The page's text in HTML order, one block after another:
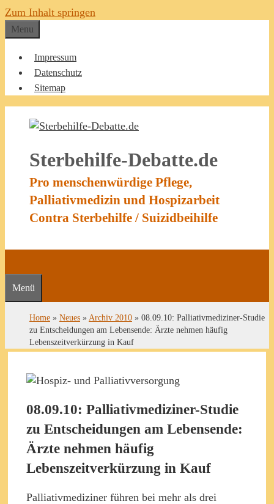
Zum Inhalt springen
Menu
Impressum
Datenschutz
Sitemap
Sterbehilfe-Debatte.de
Pro menschenwürdige Pflege,
Palliativmedizin und Hospizarbeit
Contra Sterbehilfe / Suizidbeihilfe
Menü
Home » Neues » Archiv 2010 » 08.09.10: Palliativmediziner-Studie
zu Entscheidungen am Lebensende: Ärzte nehmen häufig
Lebenszeitverkürzung in Kauf
08.09.10: Palliativmediziner-Studie
zu Entscheidungen am Lebensende:
Ärzte nehmen häufig
Lebenszeitverkürzung in Kauf
Palliativmediziner führen bei mehr als drei